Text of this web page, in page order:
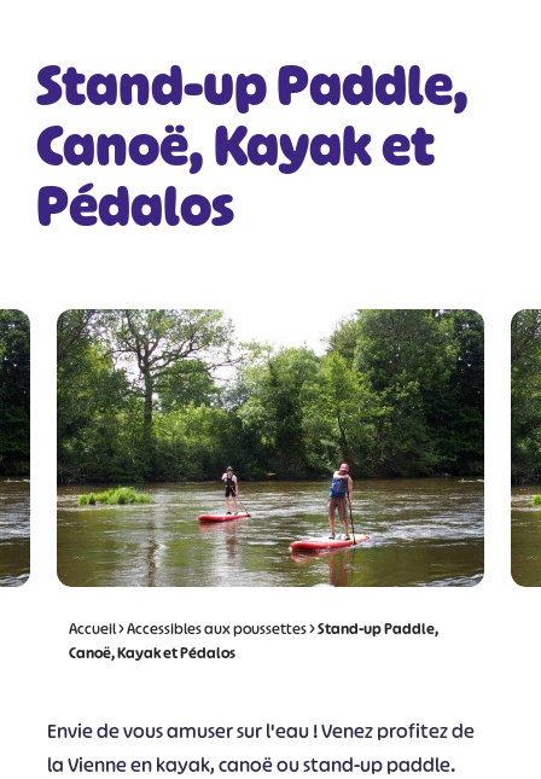
Stand-up Paddle,
Canoë, Kayak et
Pédalos
Accueil>Accessibles aux poussettes>Stand-up Paddle,
Canoë, Kayak et Pédalos
Envie de vous amuser sur l'eau ! Venez profitez de
la Vienne en kayak, canoë ou stand-up paddle.